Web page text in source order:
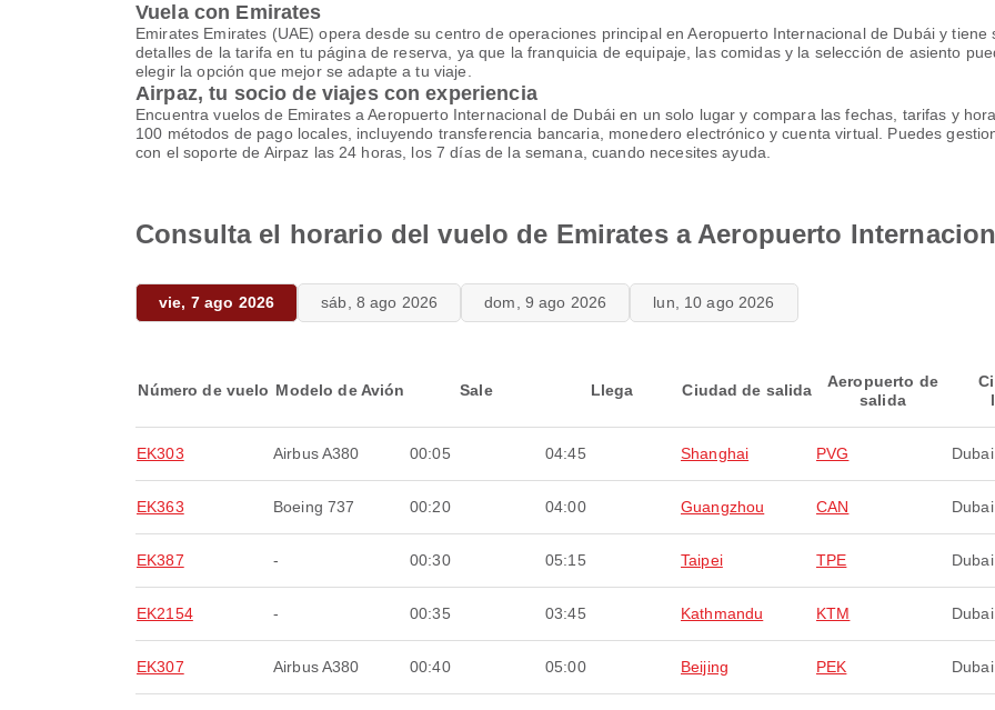
Vuela con Emirates
Emirates Emirates (UAE) opera desde su centro de operaciones principal en Aeropuerto Internacional de Dubái y
detalles de la tarifa en tu página de reserva, ya que la franquicia de equipaje, las comidas y la selección de asiento
elegir la opción que mejor se adapte a tu viaje.
Airpaz, tu socio de viajes con experiencia
Encuentra vuelos de Emirates a Aeropuerto Internacional de Dubái en un solo lugar y compara las fechas, tarifas y
100 métodos de pago locales, incluyendo transferencia bancaria, monedero electrónico y cuenta virtual. Puedes
con el soporte de Airpaz las 24 horas, los 7 días de la semana, cuando necesites ayuda.
Consulta el horario del vuelo de Emirates a Aeropuerto
vie, 7 ago 2026 sáb, 8 ago 2026 dom, 9 ago 2026 lun, 10 ago 2026
Número de vuelo Modelo de Avión Sale Llega Ciudad de salida
Aeropuerto de
salida
EK303 Airbus A380 00:05 04:45 Shanghai PVG Dubai
EK363 Boeing 737 00:20 04:00 Guangzhou CAN Dubai
EK387 - 00:30 05:15 Taipei TPE Dubai
EK2154 - 00:35 03:45 Kathmandu KTM Dubai
EK307 Airbus A380 00:40 05:00 Beijing PEK Dubai